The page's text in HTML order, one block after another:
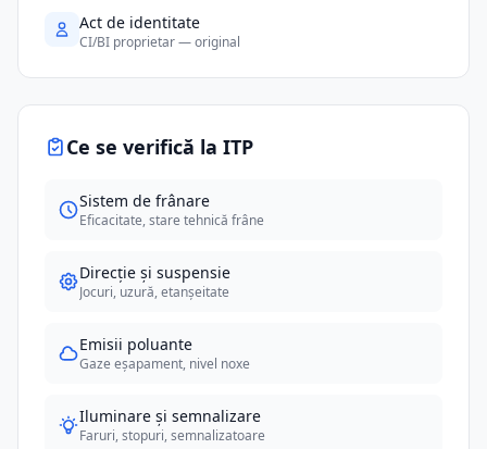
Act de identitate
CI/BI proprietar — original
Ce se verifică la ITP
Sistem de frânare
Eficacitate, stare tehnică frâne
Direcție și suspensie
Jocuri, uzură, etanșeitate
Emisii poluante
Gaze eșapament, nivel noxe
Iluminare și semnalizare
Faruri, stopuri, semnalizatoare